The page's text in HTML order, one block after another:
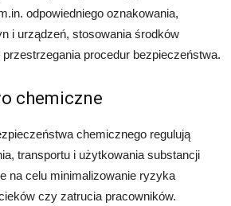
odpowiedniego oznakowania,
i urządzeń, stosowania środków
procedur bezpieczeństwa.
chemiczne
chemicznego regulują
transportu i użytkowania substancji
na celu minimalizowanie ryzyka
czy zatrucia pracowników.